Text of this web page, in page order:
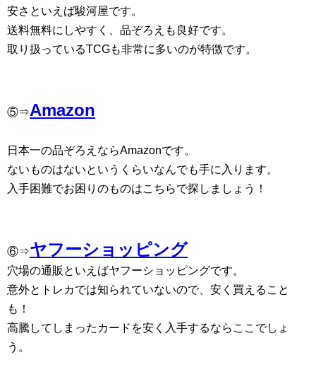
安さといえば駿河屋です。
送料無料にしやすく、品ぞろえも良好です。
取り扱っているTCGも非常に多いのが特徴です。
⑤⇒Amazon
日本一の品ぞろえならAmazonです。
ないものはないというくらいなんでも手に入ります。
入手困難でお困りのものはこちらで探しましょう！
⑥⇒ヤフーショッピング
穴場の通販といえばヤフーショッピングです。
意外とトレカでは知られていないので、安く買えること
も！
高騰してしまったカードを安く入手するならここでしょ
う。